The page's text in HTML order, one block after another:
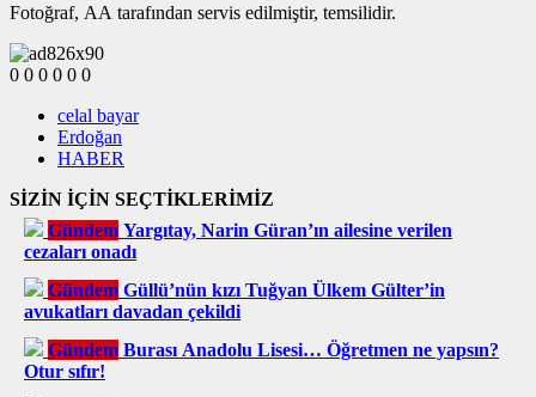
Fotoğraf, AA tarafından servis edilmiştir, temsilidir.
0 0 0 0 0 0
celal bayar
Erdoğan
HABER
SİZİN İÇİN SEÇTİKLERİMİZ
Gündem Yargıtay, Narin Güran’ın ailesine verilen
cezaları onadı
Gündem Güllü’nün kızı Tuğyan Ülkem Gülter’in
avukatları davadan çekildi
Gündem Burası Anadolu Lisesi… Öğretmen ne yapsın?
Otur sıfır!